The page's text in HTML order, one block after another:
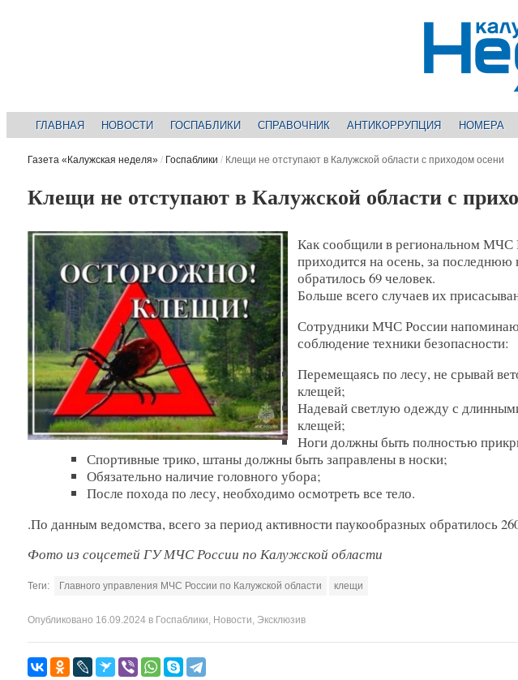
ГЛАВНАЯ НОВОСТИ ГОСПАБЛИКИ СПРАВОЧНИК АНТИКОРРУПЦИЯ НОМЕРА
Газета «Калужская неделя» / Госпаблики / Клещи не отступают в Калужской области с приходом осени
Клещи не отступают в Калужской области с
Как сообщили в региональном МЧС
приходится на осень, за
обратилось 69 человек.
Больше всего случаев их
Сотрудники МЧС России
соблюдение техники безопасности:
Перемещаясь по лесу, не срывай
клещей;
Надевай светлую одежду с
клещей;
Ноги должны быть полностью
Спортивные трико, штаны должны быть заправлены в носки;
Обязательно наличие головного убора;
После похода по лесу, необходимо осмотреть все тело.
.По данным ведомства, всего за период активности паукообразных обратилось
Фото из соцсетейГУ МЧС России по Калужской области
Теги: Главного управления МЧС России по Калужской области клещи
Опубликовано 16.09.2024 в Госпаблики, Новости, Эксклюзив